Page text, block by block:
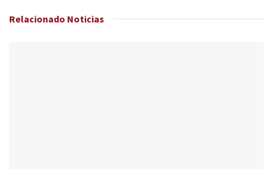
Relacionado Noticias